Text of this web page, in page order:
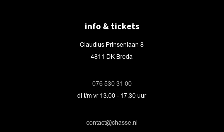
info & tickets
Claudius Prinsenlaan 8
4811 DK Breda
076 530 31 00
di t/m vr 13.00 - 17.30 uur
contact@chasse.nl